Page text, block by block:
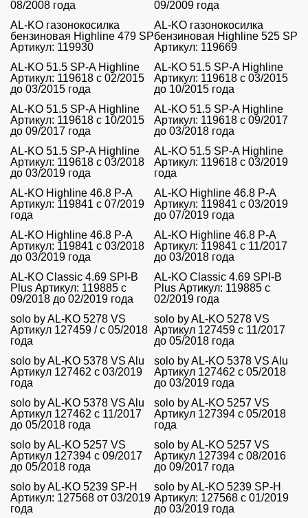
08/2008 года
09/2009 года
AL-KO газонокосилка
бензиновая Highline 479 SP
Артикул: 119930
AL-KO газонокосилка
бензиновая Highline 525 SP
Артикул: 119669
AL-KO 51.5 SP-A Highline
Артикул: 119618 с 02/2015
до 03/2015 года
AL-KO 51.5 SP-A Highline
Артикул: 119618 с 03/2015
до 10/2015 года
AL-KO 51.5 SP-A Highline
Артикул: 119618 с 10/2015
до 09/2017 года
AL-KO 51.5 SP-A Highline
Артикул: 119618 с 09/2017
до 03/2018 года
AL-KO 51.5 SP-A Highline
Артикул: 119618 с 03/2018
до 03/2019 года
AL-KO 51.5 SP-A Highline
Артикул: 119618 с 03/2019
года
AL-KO Highline 46.8 P-A
Артикул: 119841 с 07/2019
года
AL-KO Highline 46.8 P-A
Артикул: 119841 с 03/2019
до 07/2019 года
AL-KO Highline 46.8 P-A
Артикул: 119841 с 03/2018
до 03/2019 года
AL-KO Highline 46.8 P-A
Артикул: 119841 с 11/2017
до 03/2018 года
AL-KO Classic 4.69 SPI-B
Plus Артикул: 119885 с
09/2018 до 02/2019 года
AL-KO Classic 4.69 SPI-B
Plus Артикул: 119885 с
02/2019 года
solo by AL-KO 5278 VS
Артикул 127459 / с 05/2018
года
solo by AL-KO 5278 VS
Артикул 127459 с 11/2017
до 05/2018 года
solo by AL-KO 5378 VS Alu
Артикул 127462 с 03/2019
года
solo by AL-KO 5378 VS Alu
Артикул 127462 с 05/2018
до 03/2019 года
solo by AL-KO 5378 VS Alu
Артикул 127462 с 11/2017
до 05/2018 года
solo by AL-KO 5257 VS
Артикул 127394 с 05/2018
года
solo by AL-KO 5257 VS
Артикул 127394 с 09/2017
до 05/2018 года
solo by AL-KO 5257 VS
Артикул 127394 с 08/2016
до 09/2017 года
solo by AL-KO 5239 SP-H
Артикул: 127568 от 03/2019
года
solo by AL-KO 5239 SP-H
Артикул: 127568 с 01/2019
до 03/2019 года